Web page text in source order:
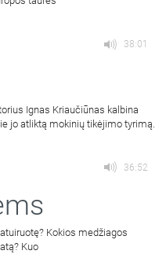
38:01
Ignas Kriaučiūnas kalbina
jo atliktą mokinių tikėjimo tyrimą.
36:52
Kokios medžiagos
Kuo